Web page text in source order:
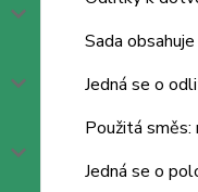
Sada
Jedná se o
Použitá
Jedná se o